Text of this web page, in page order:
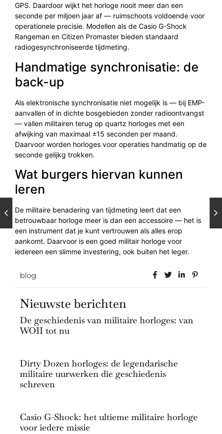
GPS. Daardoor wijkt het horloge nooit meer dan een
seconde per miljoen jaar af — ruimschoots voldoende voor
operationele precisie. Modellen als de Casio G-Shock
Rangeman en Citizen Promaster bieden standaard
radiogesynchroniseerde tijdmeting.
Handmatige synchronisatie: de
back-up
Als elektronische synchronisatie niet mogelijk is — bij EMP-
aanvallen of in dichte bosgebieden zonder radioontvangst
— vallen militairen terug op quartz horloges met een
afwijking van maximaal ±15 seconden per maand.
Daarvoor worden horloges voor operaties handmatig op de
seconde gelijkg trokken.
Wat burgers hiervan kunnen
leren
De militaire benadering van tijdmeting leert dat een
betrouwbaar horloge meer is dan een accessoire — het is
een instrument dat je kunt vertrouwen als alles erop
aankomt. Daarvoor is een goed militair horloge voor
iedereen een slimme investering, ook buiten het leger.
blog
Nieuwste berichten
De geschiedenis van militaire horloges: van
WOII tot nu
Dirty Dozen horloges: de legendarische
militaire uurwerken die geschiedenis
schreven
Casio G-Shock: het ultieme militaire horloge
voor iedere missie